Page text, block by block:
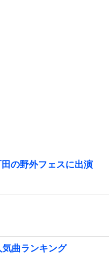
の野外フェスに出演
曲ランキング